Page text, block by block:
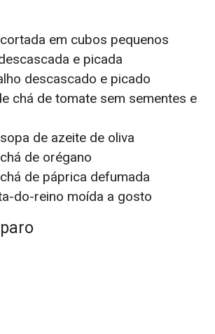
cortada em cubos pequenos
e picada
descascado e picado
chá de tomate sem sementes e
de azeite de oliva
de orégano
de páprica defumada
do-reino moída a gosto